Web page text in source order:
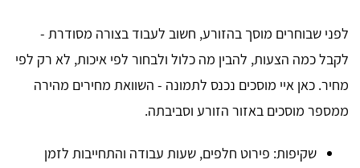
לפני שבוחרים מוסך בהזורע, חשוב לעבוד בצורה מסודרת -
לקבל כמה הצעות, להבין מה כלול ולבחור לפי איכות, לא רק לפי
מחיר. כאן איי מוסכים נכנס לתמונה - השוואת מחירים מהירה
ממספר מוסכים באזור הזורע וסביבתה.
שקיפות: פירוט חלפים, שעות עבודה והתחייבות לזמן